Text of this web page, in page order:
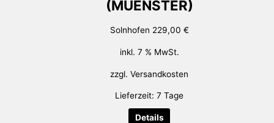
(MUENSTER)
Solnhofen 229,00 €
inkl. 7 % MwSt.
zzgl. Versandkosten
Lieferzeit: 7 Tage
Details